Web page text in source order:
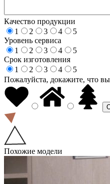
Качество продукции
1
2 3 4
5
Уровень сервиса
1
2 3 4
5
Срок изготовления
1
2 3 4
5
Пожалуйста, докажите, что
Похожие модели